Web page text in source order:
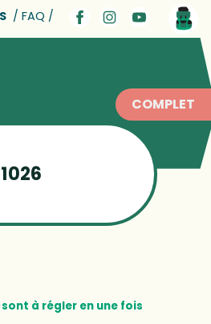
/ FAQ /
COMPLET
à régler en une fois